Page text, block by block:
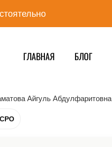
ГЛАВНАЯ БЛОГ
Айгуль Абдулфаритовна